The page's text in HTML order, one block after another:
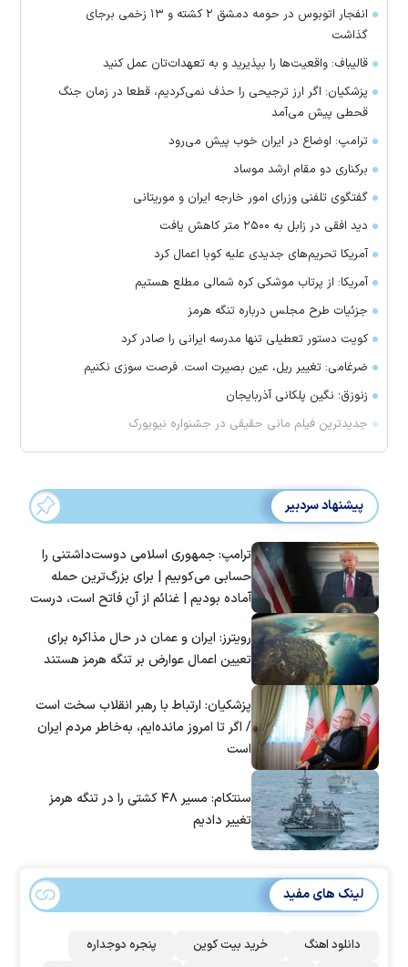
انفجار اتوبوس در حومه دمشق ۲ کشته و ۱۳ زخمی برجای
گذاشت
قالیباف: واقعیت‌ها را بپذیرید و به تعهدات‌تان عمل کنید
پزشکیان: اگر ارز ترجیحی را حذف نمی‌کردیم، قطعا در زمان جنگ
قحطی پیش می‌آمد
ترامپ: اوضاع در ایران خوب پیش می‌رود
برکناری دو مقام ارشد موساد
گفتگوی تلفنی وزرای امور خارجه ایران و موریتانی
دید افقی در زابل به ۲۵۰۰ متر کاهش یافت
آمریکا تحریم‌های جدیدی علیه کوبا اعمال کرد
آمریکا: از پرتاب موشکی کره شمالی مطلع هستیم
جزئیات طرح مجلس درباره تنگه هرمز
کویت دستور تعطیلی تنها مدرسه ایرانی را صادر کرد
ضرغامی: تغییر ریل، عین بصیرت است. فرصت سوزی نکنیم
زنوزق؛ نگین پلکانی آذربایجان
جدیدترین فیلم مانی حقیقی در جشنواره نیویورک
پیشنهاد سردبیر
ترامپ: جمهوری اسلامی دوست‌داشتنی را
حسابی می‌کوبیم | برای بزرگ‌ترین حمله
آماده بودیم | غنائم از آنِ فاتح است، درست
رویترز: ایران و عمان در حال مذاکره برای
تعیین اعمال عوارض بر تنگه هرمز هستند
پزشکیان: ارتباط با رهبر انقلاب سخت است
/ اگر تا امروز مانده‌ایم، به‌خاطر مردم ایران
است
سنتکام: مسیر ۴۸ کشتی را در تنگه هرمز
تغییر دادیم
لینک های مفید
دانلود اهنگ خرید بیت کوین
پنجره دوجداره